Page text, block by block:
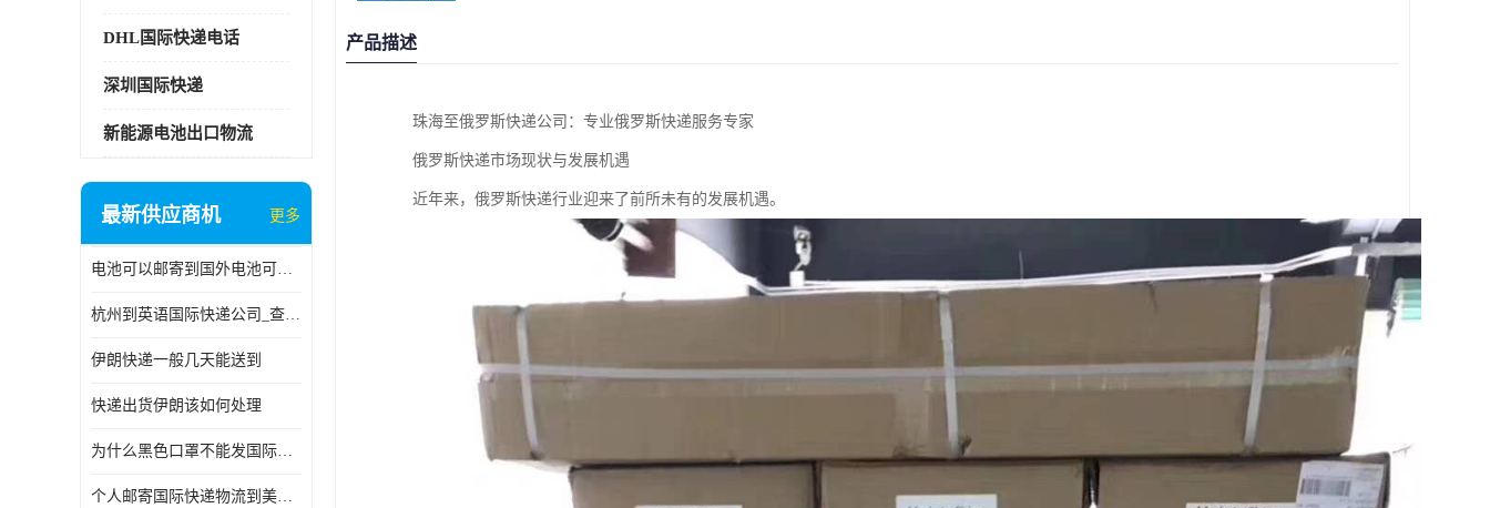
DHL国际快递电话
深圳国际快递
新能源电池出口物流
最新供应商机 更多
电池可以邮寄到国外电池可以发国际物流手机电池可以邮寄到国外
杭州到英语国际快递公司_查国际快递
伊朗快递一般几天能送到
快递出货伊朗该如何处理
为什么黑色口罩不能发国际快递 国际寄口罩快递需要填写信息
个人邮寄国际快递物流到美加墨西哥英国比利时荷兰波兰意大利
产品描述
珠海至俄罗斯快递公司：专业俄罗斯快递服务专家
俄罗斯快递市场现状与发展机遇
近年来，俄罗斯快递行业迎来了前所未有的发展机遇。